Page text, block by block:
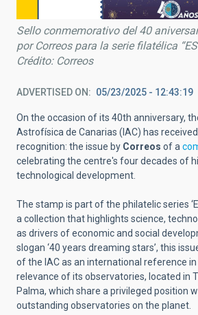
Sello conmemorativo del 40
por Correos para la serie filatélica
Crédito: Correos
ADVERTISED ON 05/23/2025 - 12:43:19
On the occasion of its 40th anniversary,
Astrofísica de Canarias (IAC) has
recognition: the issue by Correos of a
celebrating the centre's four decades of
technological development.
The stamp is part of the philatelic series
a collection that highlights science,
as drivers of economic and social
slogan ‘40 years dreaming stars’, this
of the IAC as an international reference
relevance of its observatories, located in
Palma, which share a privileged position
outstanding observatories on the planet.